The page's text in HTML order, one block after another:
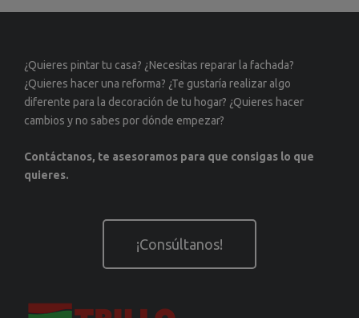
¿Quieres pintar tu casa? ¿Necesitas reparar la fachada?
¿Quieres hacer una reforma? ¿Te gustaría realizar algo
diferente para la decoración de tu hogar? ¿Quieres hacer
cambios y no sabes por dónde empezar?
Contáctanos, te asesoramos para que consigas lo que
quieres.
¡Consúltanos!